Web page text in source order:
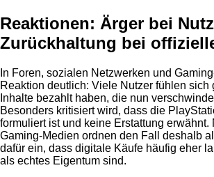
Reaktionen: Ärger bei
Zurückhaltung bei
In Foren, sozialen Netzwerken und
Reaktion deutlich: Viele Nutzer fühlen sich
Inhalte bezahlt haben, die nun
Besonders kritisiert wird, dass die
formuliert ist und keine Erstattung erwähnt.
Gaming-Medien ordnen den Fall deshalb
dafür ein, dass digitale Käufe häufig eher
als echtes Eigentum sind.